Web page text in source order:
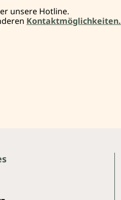
unsere Hotline.
Kontaktmöglichkeiten.